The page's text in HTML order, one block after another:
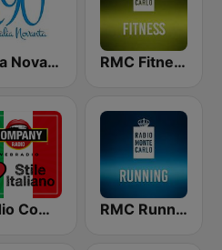
Italia Novanta - La musica italiana dei novanta RMC Fitness
Radio Company stile Italiano RMC Running